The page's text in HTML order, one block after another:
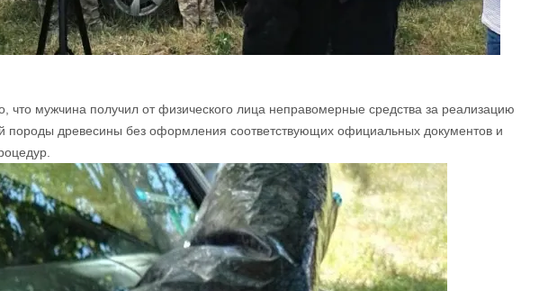
что мужчина получил от физического лица неправомерные средства за реализацию
породы древесины без оформления соответствующих официальных документов и